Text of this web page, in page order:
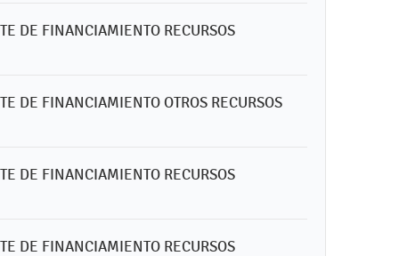
DE FINANCIAMIENTO RECURSOS
DE FINANCIAMIENTO OTROS RECURSOS
DE FINANCIAMIENTO RECURSOS
DE FINANCIAMIENTO RECURSOS